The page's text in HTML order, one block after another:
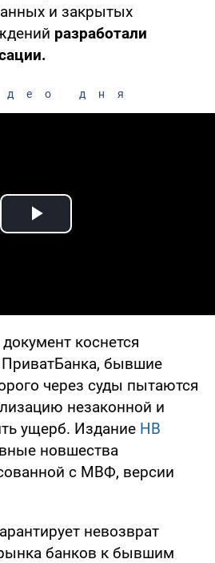
и закрытых
разработали
дня
Play Video
коснется
ПриватБанка, бывшие
через суды пытаются
незаконной и
ущерб. Издание НВ
новшества
с МВФ, версии
невозврат
банков к бывшим